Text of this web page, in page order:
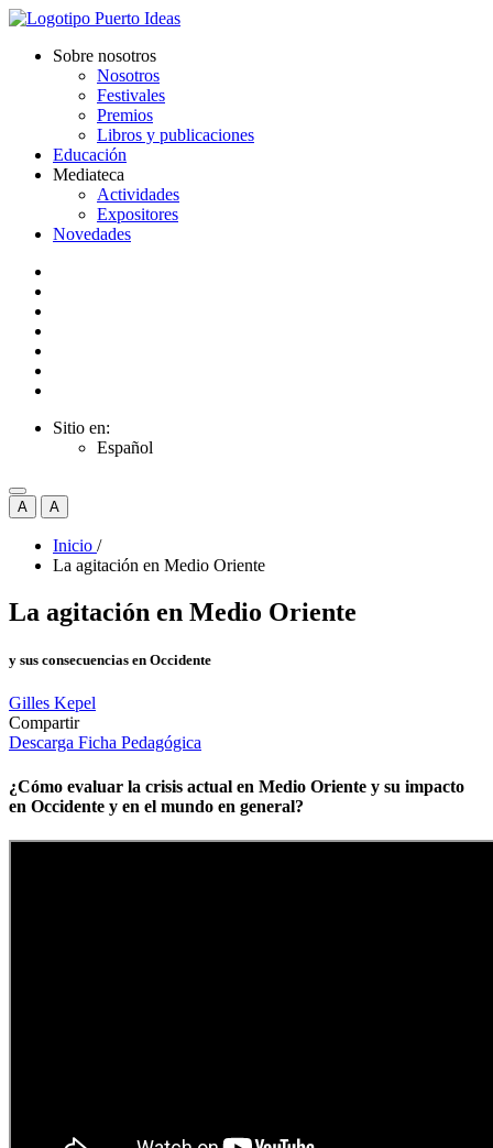
Sobre nosotros
Nosotros
Festivales
Premios
Libros y publicaciones
Educación
Mediateca
Actividades
Expositores
Novedades
Sitio en:
Español
A A
Inicio /
La agitación en Medio Oriente
La agitación en Medio Oriente
y sus consecuencias en Occidente
Gilles Kepel
Compartir
Descarga Ficha Pedagógica
¿Cómo evaluar la crisis actual en Medio Oriente y su impacto
en Occidente y en el mundo en general?